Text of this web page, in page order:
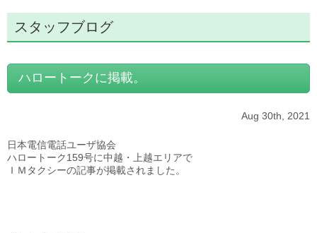
スタッフブログ
ハロートークに掲載。
Aug 30th, 2021
日本電信電話ユーザ協会
ハロートーク159号に中越・上越エリアで
ＩＭタクシーの記事が掲載されました。